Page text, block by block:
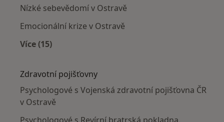
Nízké sebevědomí v Ostravě
Emocionální krize v Ostravě
Více (15)
Zdravotní pojišťovny
Psychologové s Vojenská zdravotní pojišťovna ČR
v Ostravě